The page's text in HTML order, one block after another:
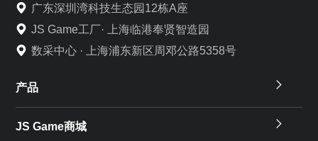
广东深圳湾科技生态园12栋A座
JS Game工厂· 上海临港奉贤智造园
数采中心 · 上海浦东新区周邓公路5358号
产品
JS Game商城